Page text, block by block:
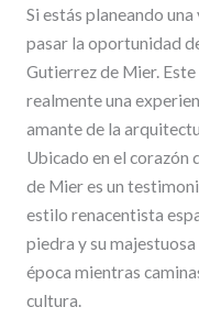
Si estás planeando
pasar la oportunidad
Gutierrez de Mier.
realmente una
amante de la
Ubicado en el corazón
de Mier es un
estilo renacentista
piedra y su
época mientras
cultura.